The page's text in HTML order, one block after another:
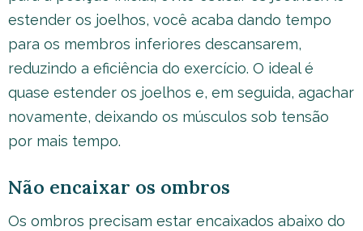
estender os joelhos, você acaba dando tempo
para os membros inferiores descansarem,
reduzindo a eficiência do exercício. O ideal é
quase estender os joelhos e, em seguida, agachar
novamente, deixando os músculos sob tensão
por mais tempo.
Não encaixar os ombros
Os ombros precisam estar encaixados abaixo do